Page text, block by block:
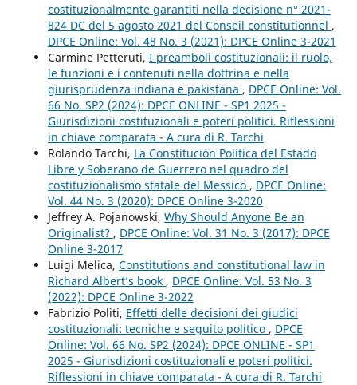
costituzionalmente garantiti nella decisione n° 2021-
824 DC del 5 agosto 2021 del Conseil constitutionnel ,
DPCE Online: Vol. 48 No. 3 (2021): DPCE Online 3-2021
Carmine Petteruti, I preamboli costituzionali: il ruolo,
le funzioni e i contenuti nella dottrina e nella
giurisprudenza indiana e pakistana , DPCE Online: Vol.
66 No. SP2 (2024): DPCE ONLINE - SP1 2025 -
Giurisdizioni costituzionali e poteri politici. Riflessioni
in chiave comparata - A cura di R. Tarchi
Rolando Tarchi, La Constitución Política del Estado
Libre y Soberano de Guerrero nel quadro del
costituzionalismo statale del Messico , DPCE Online:
Vol. 44 No. 3 (2020): DPCE Online 3-2020
Jeffrey A. Pojanowski, Why Should Anyone Be an
Originalist? , DPCE Online: Vol. 31 No. 3 (2017): DPCE
Online 3-2017
Luigi Melica, Constitutions and constitutional law in
Richard Albert’s book , DPCE Online: Vol. 53 No. 3
(2022): DPCE Online 3-2022
Fabrizio Politi, Effetti delle decisioni dei giudici
costituzionali: tecniche e seguito politico , DPCE
Online: Vol. 66 No. SP2 (2024): DPCE ONLINE - SP1
2025 - Giurisdizioni costituzionali e poteri politici.
Riflessioni in chiave comparata - A cura di R. Tarchi